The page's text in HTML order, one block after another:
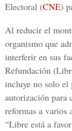
Electoral (CNE)
Al reducir el
organismo que
interferir en sus
Refundación
incluye no solo el
autorización para
reformas a varios
“Libre está a